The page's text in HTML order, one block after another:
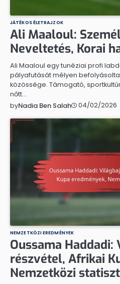
JÁTÉKOS ÉLETRAJZOK
Ali Maaloul:
Neveltetés, Korai
Ali Maaloul egy tunéziai profi
pályafutását mélyen
közössége. Támogató,
nőtt…
byNadia Ben Salah 04/02/2026
NEMZETKÖZI EREDMÉNYEK
Oussama Haddadi:
részvétel, Afrikai
Nemzetközi